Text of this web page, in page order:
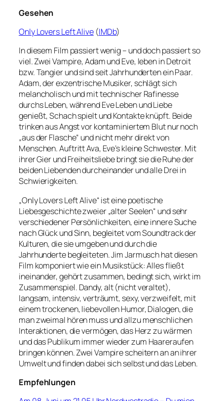
Gesehen
Only Lovers Left Alive(IMDb)
In diesem Film passiert wenig – und doch passiert so
viel. Zwei Vampire, Adam und Eve, leben in Detroit
bzw. Tangier und sind seit Jahrhunderten ein Paar.
Adam, der exzentrische Musiker, schlägt sich
melancholisch und mit technischer Rafinesse
durchs Leben, während Eve Leben und Liebe
genießt, Schach spielt und Kontakte knüpft. Beide
trinken aus Angst vor kontaminiertem Blut nur noch
„aus der Flasche“ und nicht mehr direkt von
Menschen. Auftritt Ava, Eve’s kleine Schwester. Mit
ihrer Gier und Freiheitsliebe bringt sie die Ruhe der
beiden Liebenden durcheinander und alle Drei in
Schwierigkeiten.
„Only Lovers Left Alive“ ist eine poetische
Liebesgeschichte zweier „alter Seelen“ und sehr
verschiedener Persönlichkeiten, eine innere Suche
nach Glück und Sinn, begleitet vom Soundtrack der
Kulturen, die sie umgeben und durch die
Jahrhunderte begleiteten. Jim Jarmusch hat diesen
Film komponiert wie ein Musikstück: Alles fließt
ineinander, gehört zusammen, bedingt sich, wirkt im
Zusammenspiel. Dandy, alt (nicht veraltet),
langsam, intensiv, verträumt, sexy, verzweifelt, mit
einem trockenen, liebevollen Humor, Dialogen, die
man zweimal hören muss und allzu menschlichen
Interaktionen, die vermögen, das Herz zu wärmen
und das Publikum immer wieder zum Haareraufen
bringen können. Zwei Vampire scheitern an an ihrer
Umwelt und finden dabei sich selbst und das Leben.
Empfehlungen